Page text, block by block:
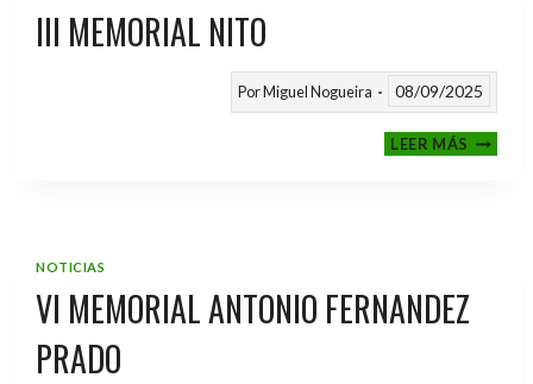
III MEMORIAL NITO
PorMiguel Nogueira 08/09/2025
LEER MÁSIII
NOTICIAS
VI MEMORIAL ANTONIO FERNANDEZ
PRADO